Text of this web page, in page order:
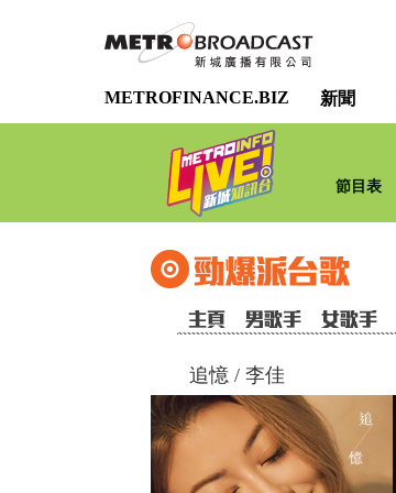
METROFINANCE.BIZ 新聞
節目表
追憶 / 李佳